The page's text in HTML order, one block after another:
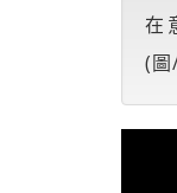
在
(